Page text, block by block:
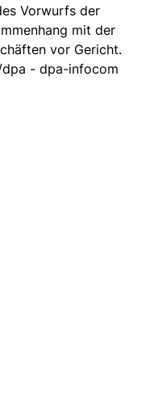
Vorwurfs der
mit der
vor Gericht.
dpa - dpa-infocom